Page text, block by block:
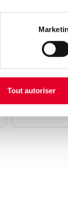
Tout autoriser
Chaque
formées
et
qui se fait